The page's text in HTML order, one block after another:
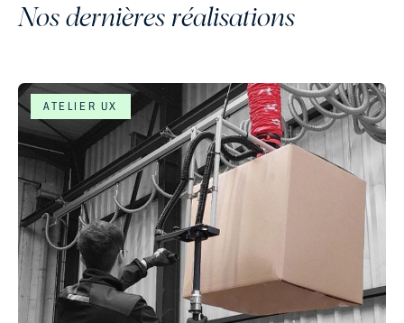
Nos dernières réalisations
ATELIER UX